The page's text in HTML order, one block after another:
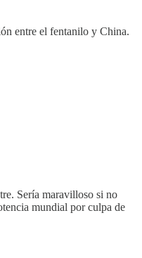
entre el fentanilo y China.
Sería maravilloso si no
mundial por culpa de